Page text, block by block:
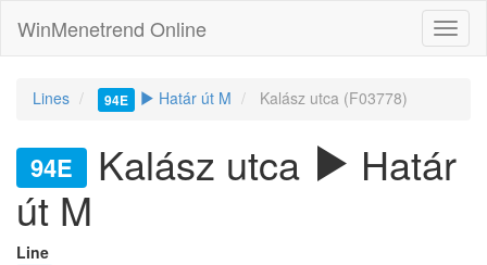
WinMenetrend Online
Lines 94E Határ út M Kalász utca (F03778)
94E Kalász utca
Határ
út M
Line